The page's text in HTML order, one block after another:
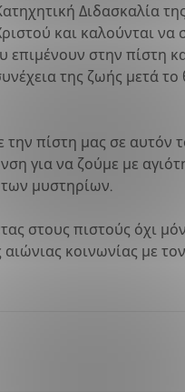
Διδασκαλία
και καλούνται
στην πίστη
της ζωής μετά
πίστη μας σε αυτόν
για να ζούμε με
των μυστηρίων.
στους πιστούς όχι
κοινωνίας με